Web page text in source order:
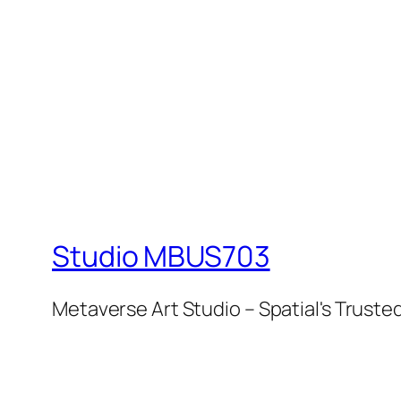
Studio MBUS703
Metaverse Art Studio – Spatial's